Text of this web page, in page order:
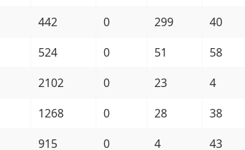
442 0 299 40
524 0 51 58
2102 0 23 4
1268 0 28 38
915 0 4 43